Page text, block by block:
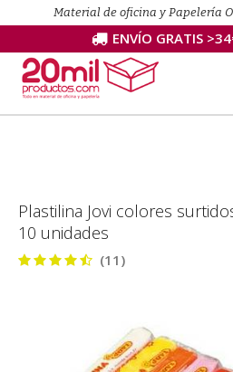
Material de oficina y Papelería
ENVÍO GRATIS
Plastilina Jovi colores
10 unidades
(11)